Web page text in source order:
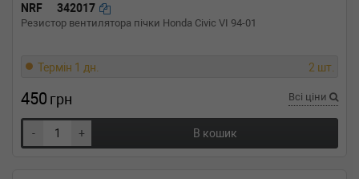
NRF 342017
Резистор вентилятора пічки Honda Civic VI 94-01
Термін 1 дн. 2 шт.
450 грн Всі ціни
- + В кошик